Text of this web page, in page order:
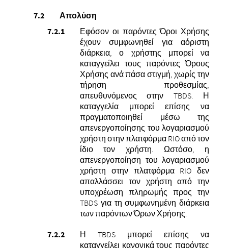
Απολύση
Εφόσον οι παρόντες Όροι Χρήσης
έχουν συμφωνηθεί για αόριστη
διάρκεια, ο χρήστης μπορεί να
καταγγείλει τους παρόντες Όρους
Χρήσης ανά πάσα στιγμή, χωρίς την
τήρηση προθεσμίας,
απευθυνόμενος στην TBDS. Η
καταγγελία μπορεί επίσης να
πραγματοποιηθεί μέσω της
απενεργοποίησης του λογαριασμού
χρήστη στην πλατφόρμα RIO από τον
ίδιο τον χρήστη. Ωστόσο, η
απενεργοποίηση του λογαριασμού
χρήστη στην πλατφόρμα RIO δεν
απαλλάσσει τον χρήστη από την
υποχρέωση πληρωμής προς την
TBDS για τη συμφωνημένη διάρκεια
των παρόντων Όρων Χρήσης.
Η TBDS μπορεί επίσης να
καταγγείλει κανονικά τους παρόντες